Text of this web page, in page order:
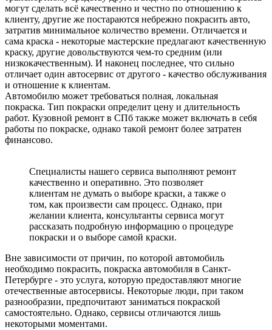
могут сделать всё качественно и честно по отношению к
клиенту, другие же постараются небрежно покрасить авто,
затратив минимальное количество времени. Отличается и
сама краска - некоторые мастерские предлагают качественную
краску, другие довольствуются чем-то средним (или
низкокачественным). И наконец последнее, что сильно
отличает один автосервис от другого - качество обслуживания
и отношение к клиентам.
Автомобилю может требоваться полная, локальная
покраска. Тип покраски определит цену и длительность
работ. Кузовной ремонт в СПб также может включать в себя
работы по покраске, однако такой ремонт более затратен
финансово.
Специалисты нашего сервиса выполняют ремонт
качественно и оперативно. Это позволяет
клиентам не думать о выборе краски, а также о
том, как произвести сам процесс. Однако, при
желании клиента, консультанты сервиса могут
рассказать подробную информацию о процедуре
покраски и о выборе самой краски.
Вне зависимости от причин, по которой автомобиль
необходимо покрасить, покраска автомобиля в Санкт-
Петербурге - это услуга, которую предоставляют многие
отечественные автосервисы. Некоторые люди, при таком
разнообразии, предпочитают заниматься покраской
самостоятельно. Однако, сервисы отличаются лишь
некоторыми моментами.